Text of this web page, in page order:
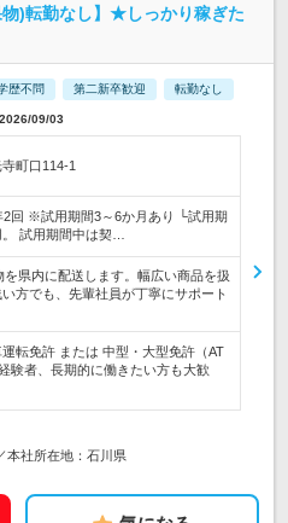
物)転勤なし】★しっかり稼ぎた
歴不問 第二新卒歓迎 転勤なし
09/03
町口114-1
2回 ※試用期間3～6か月あり └試用期
試用期間中は契…
県内に配送します。幅広い商品を扱
方でも、先輩社員が丁寧にサポート
転免許 または 中型・大型免許（AT
験者、長期的に働きたい方も大歓
本社所在地：石川県